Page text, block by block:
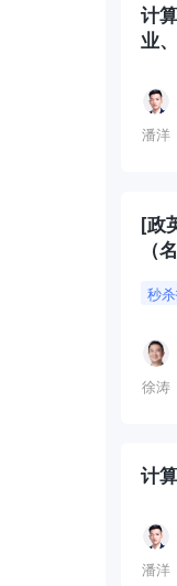
计
业
潘洋
[政
（
秒
徐涛
计
潘洋